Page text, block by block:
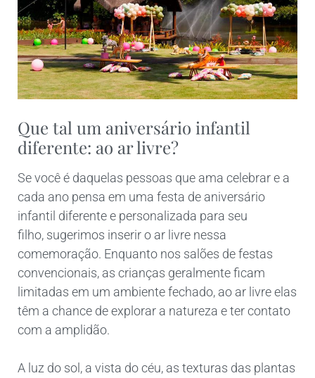
Que tal um aniversário infantil
diferente: ao ar livre?
Se você é daquelas pessoas que ama celebrar e a
cada ano pensa em uma festa de aniversário
infantil diferente e personalizada para seu
filho, sugerimos inserir o ar livre nessa
comemoração. Enquanto nos salões de festas
convencionais, as crianças geralmente ficam
limitadas em um ambiente fechado, ao ar livre elas
têm a chance de explorar a natureza e ter contato
com a amplidão.
A luz do sol, a vista do céu, as texturas das plantas